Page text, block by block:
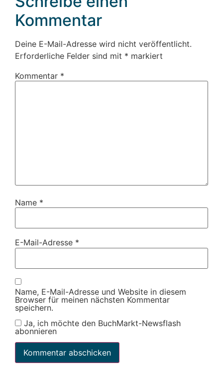
Kommentar
Deine E-Mail-Adresse wird nicht veröffentlicht.
Erforderliche Felder sind mit * markiert
Kommentar *
Name *
E-Mail-Adresse *
Name, E-Mail-Adresse und Website in diesem
Browser für meinen nächsten Kommentar
speichern.
Ja, ich möchte den BuchMarkt-Newsflash
abonnieren